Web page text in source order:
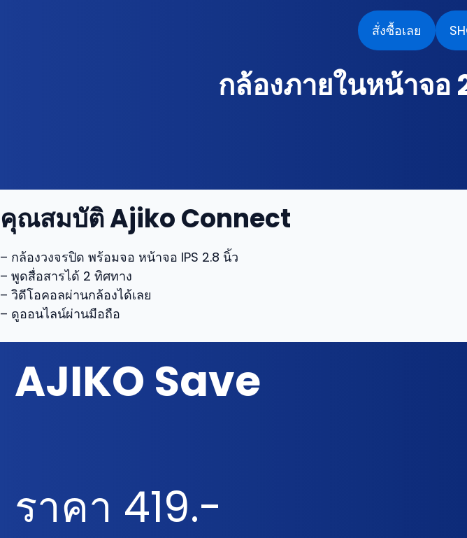
สั่งซื้อเลย
กล้องภายในหน้าจอ
คุณสมบัติ Ajiko Connect
– กล้องวงจรปิด พร้อมจอ หน้าจอ IPS 2.8 นิ้ว
– พูดสื่อสารได้ 2 ทิศทาง
– วิดีโอคอลผ่านกล้องได้เลย
– ดูออนไลน์ผ่านมือถือ
AJIKO Save
ราคา 419.-